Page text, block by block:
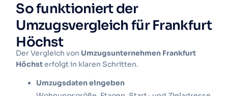
So funktioniert der
Umzugsvergleich für Frankfurt
Höchst
Der Vergleich von Umzugsunternehmen Frankfurt
Höchsterfolgt in klaren Schritten.
Umzugsdaten eingeben